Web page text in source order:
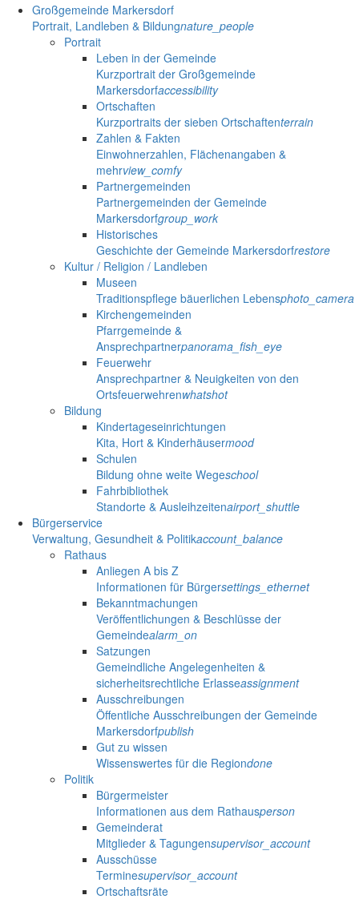
Großgemeinde Markersdorf
Portrait, Landleben & Bildungnature_people
Portrait
Leben in der Gemeinde
Kurzportrait der Großgemeinde
Markersdorfaccessibility
Ortschaften
Kurzportraits der sieben Ortschaftenterrain
Zahlen & Fakten
Einwohnerzahlen, Flächenangaben &
mehrview_comfy
Partnergemeinden
Partnergemeinden der Gemeinde
Markersdorfgroup_work
Historisches
Geschichte der Gemeinde Markersdorfrestore
Kultur / Religion / Landleben
Museen
Traditionspflege bäuerlichen Lebensphoto_camera
Kirchengemeinden
Pfarrgemeinde &
Ansprechpartnerpanorama_fish_eye
Feuerwehr
Ansprechpartner & Neuigkeiten von den
Ortsfeuerwehrenwhatshot
Bildung
Kindertageseinrichtungen
Kita, Hort & Kinderhäusermood
Schulen
Bildung ohne weite Wegeschool
Fahrbibliothek
Standorte & Ausleihzeitenairport_shuttle
Bürgerservice
Verwaltung, Gesundheit & Politikaccount_balance
Rathaus
Anliegen A bis Z
Informationen für Bürgersettings_ethernet
Bekanntmachungen
Veröffentlichungen & Beschlüsse der
Gemeindealarm_on
Satzungen
Gemeindliche Angelegenheiten &
sicherheitsrechtliche Erlasseassignment
Ausschreibungen
Öffentliche Ausschreibungen der Gemeinde
Markersdorfpublish
Gut zu wissen
Wissenswertes für die Regiondone
Politik
Bürgermeister
Informationen aus dem Rathausperson
Gemeinderat
Mitglieder & Tagungensupervisor_account
Ausschüsse
Terminesupervisor_account
Ortschaftsräte